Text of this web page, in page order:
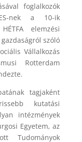
foglalkozók
nek a 10-ik
elemzési
szóló
Vállalkozás
Rotterdam
tagjaként
kutatási
intézmények
Egyetem, az
Tudományok